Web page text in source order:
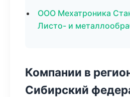
ООО Мехатроника
Листо- и
Компании в
Сибирский